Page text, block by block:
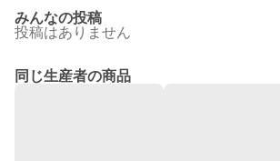
みんなの投稿
投稿はありません
同じ生産者の商品